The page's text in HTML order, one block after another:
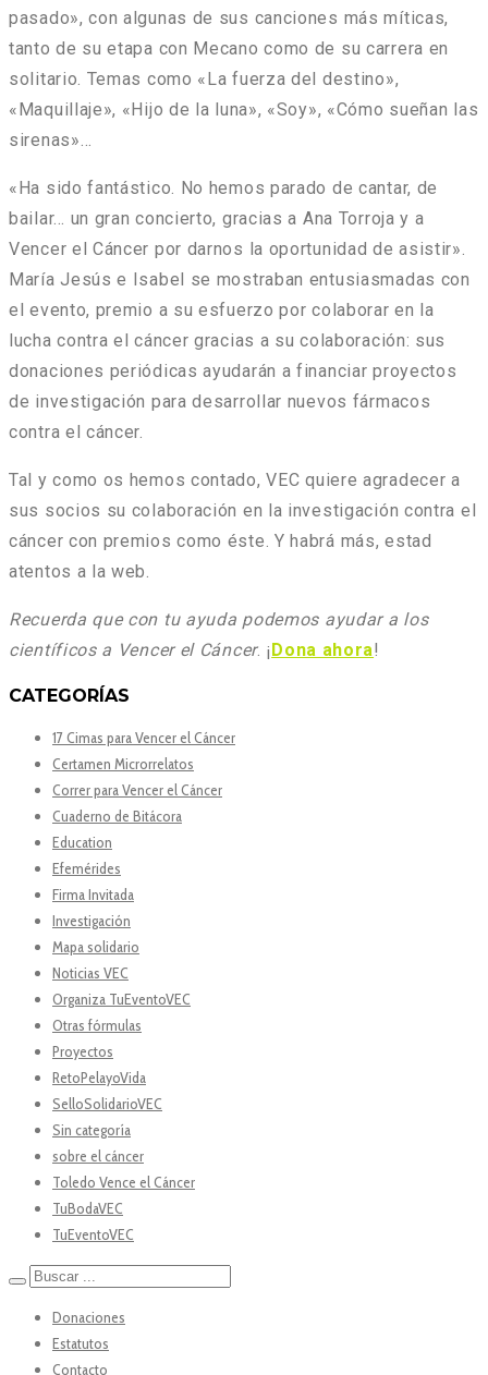
pasado», con algunas de sus canciones más míticas,
tanto de su etapa con Mecano como de su carrera en
solitario. Temas como «La fuerza del destino»,
«Maquillaje», «Hijo de la luna», «Soy», «Cómo sueñan las
sirenas»…
«Ha sido fantástico. No hemos parado de cantar, de
bailar… un gran concierto, gracias a Ana Torroja y a
Vencer el Cáncer por darnos la oportunidad de asistir».
María Jesús e Isabel se mostraban entusiasmadas con
el evento, premio a su esfuerzo por colaborar en la
lucha contra el cáncer gracias a su colaboración: sus
donaciones periódicas ayudarán a financiar proyectos
de investigación para desarrollar nuevos fármacos
contra el cáncer.
Tal y como os hemos contado, VEC quiere agradecer a
sus socios su colaboración en la investigación contra el
cáncer con premios como éste. Y habrá más, estad
atentos a la web.
Recuerda que con tu ayuda podemos ayudar a los
científicos a Vencer el Cáncer. ¡ Dona ahora!
CATEGORÍAS
17 Cimas para Vencer el Cáncer
Certamen Microrrelatos
Correr para Vencer el Cáncer
Cuaderno de Bitácora
Education
Efemérides
Firma Invitada
Investigación
Mapa solidario
Noticias VEC
Organiza TuEventoVEC
Otras fórmulas
Proyectos
RetoPelayoVida
SelloSolidarioVEC
Sin categoría
sobre el cáncer
Toledo Vence el Cáncer
TuBodaVEC
TuEventoVEC
Donaciones
Estatutos
Contacto